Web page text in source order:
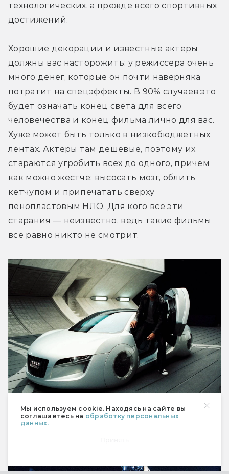
Мы используем cookie. Находясь на сайте вы
соглашаетесь на обработку персональных
данных.
технологических, а прежде всего спортивных
достижений.
Хорошие декорации и известные актеры
должны вас насторожить: у режиссера очень
много денег, которые он почти наверняка
потратит на спецэффекты. В 90% случаев это
будет означать конец света для всего
человечества и конец фильма лично для вас.
Хуже может быть только в низкобюджетных
лентах. Актеры там дешевые, поэтому их
стараются угробить всех до одного, причем
как можно жестче: высосать мозг, облить
кетчупом и припечатать сверху
пенопластовым НЛО. Для кого все эти
старания — неизвестно, ведь такие фильмы
все равно никто не смотрит.
Приятная сторона фантастического быта...